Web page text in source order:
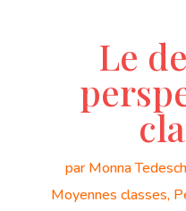
Le
parMonna
Moyennes classes,